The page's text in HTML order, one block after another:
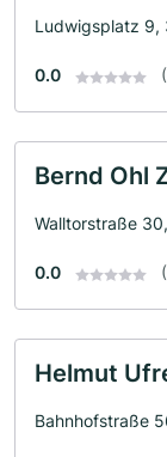
Ludwigsplatz 9,
0.0
Bernd Ohl
Walltorstraße
0.0
Helmut
Bahnhofstraße